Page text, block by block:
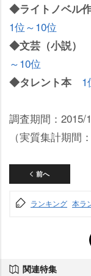
◆ライトノベル
1位～10位
◆文芸（小説）
～10位
◆タレント本 1
調査期間：2015/
（実質集計期間
前へ
ランキング 本ラ
関連特集